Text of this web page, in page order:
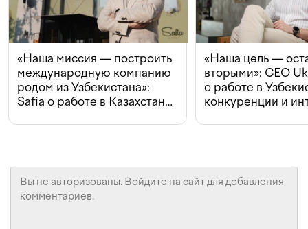
«Наша миссия — построить
международную компанию
родом из Узбекистана»:
Safia о работе в Казахстане,
«Наша цель —
вторыми»: CEO
о работе в
конкуренции и